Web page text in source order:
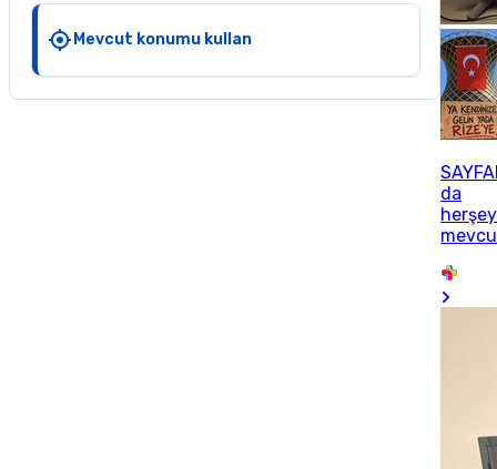
Mevcut konumu kullan
da
herşey